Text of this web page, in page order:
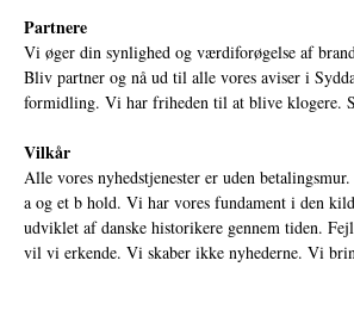
Partnere
Vi øger din synlighed og værdiforøgelse af
Bliv partner og nå ud til alle vores aviser i
formidling. Vi har friheden til at blive klogere.
Vilkår
Alle vores nyhedstjenester er uden
a og et b hold. Vi har vores fundament i den
udviklet af danske historikere gennem tiden.
vil vi erkende. Vi skaber ikke nyhederne. Vi